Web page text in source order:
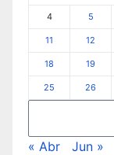
4 5
11 12
18 19
25 26
« Abr Jun »